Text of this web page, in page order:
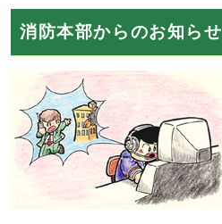
消防本部からのお知らせ